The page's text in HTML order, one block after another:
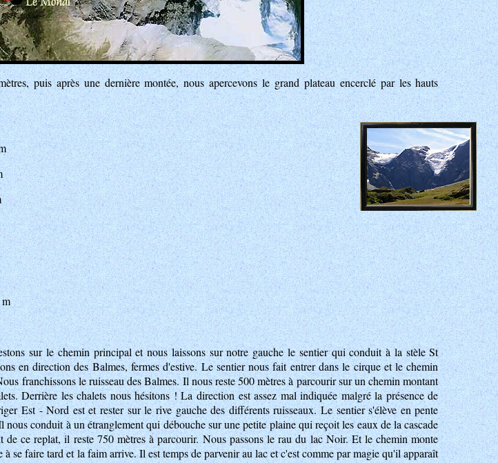
puis après une dernière montée, nous apercevons le grand plateau encerclé par les hauts
m
sur le chemin principal et nous laissons sur notre gauche le sentier qui conduit à la stèle St
en direction des Balmes, fermes d'estive. Le sentier nous fait entrer dans le cirque et le chemin
franchissons le ruisseau des Balmes. Il nous reste 500 mètres à parcourir sur un chemin montant
Derrière les chalets nous hésitons ! La direction est assez mal indiquée malgré la présence de
Est - Nord est et rester sur le rive gauche des différents ruisseaux. Le sentier s'élève en pente
nous conduit à un étranglement qui débouche sur une petite plaine qui reçoit les eaux de la cascade
ce replat, il reste 750 mètres à parcourir. Nous passons le rau du lac Noir. Et le chemin monte
se faire tard et la faim arrive. Il est temps de parvenir au lac et c'est comme par magie qu'il apparaît